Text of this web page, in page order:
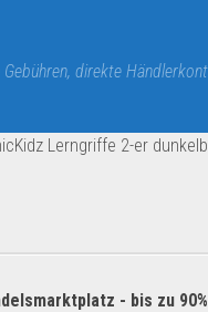
direkte
Lerngriffe 2-er
- bis zu